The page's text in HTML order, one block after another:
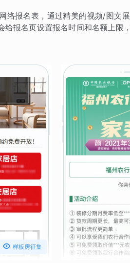
络报名表，通过精美的视频/图文
给报名页设置报名时间和名额上限
 样板房征集